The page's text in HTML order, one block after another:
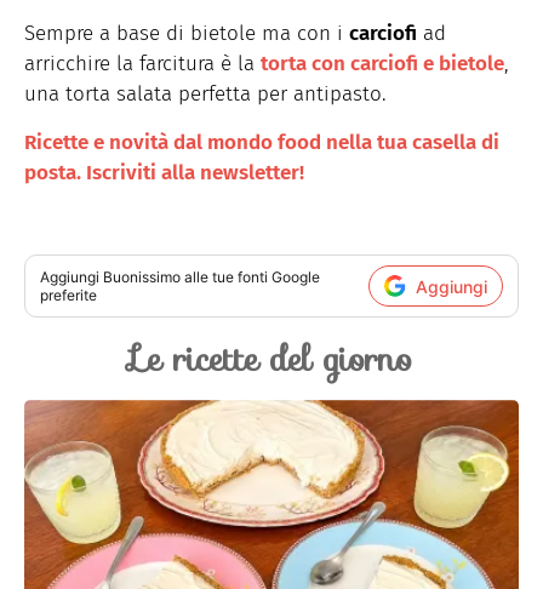
Sempre a base di bietole ma con i carciofi ad
arricchire la farcitura è la torta con carciofi e bietole,
una torta salata perfetta per antipasto.
Ricette e novità dal mondo food nella tua casella di
posta. Iscriviti alla newsletter!
Aggiungi Buonissimo alle tue fonti Google
preferite
Aggiungi
Le ricette del giorno